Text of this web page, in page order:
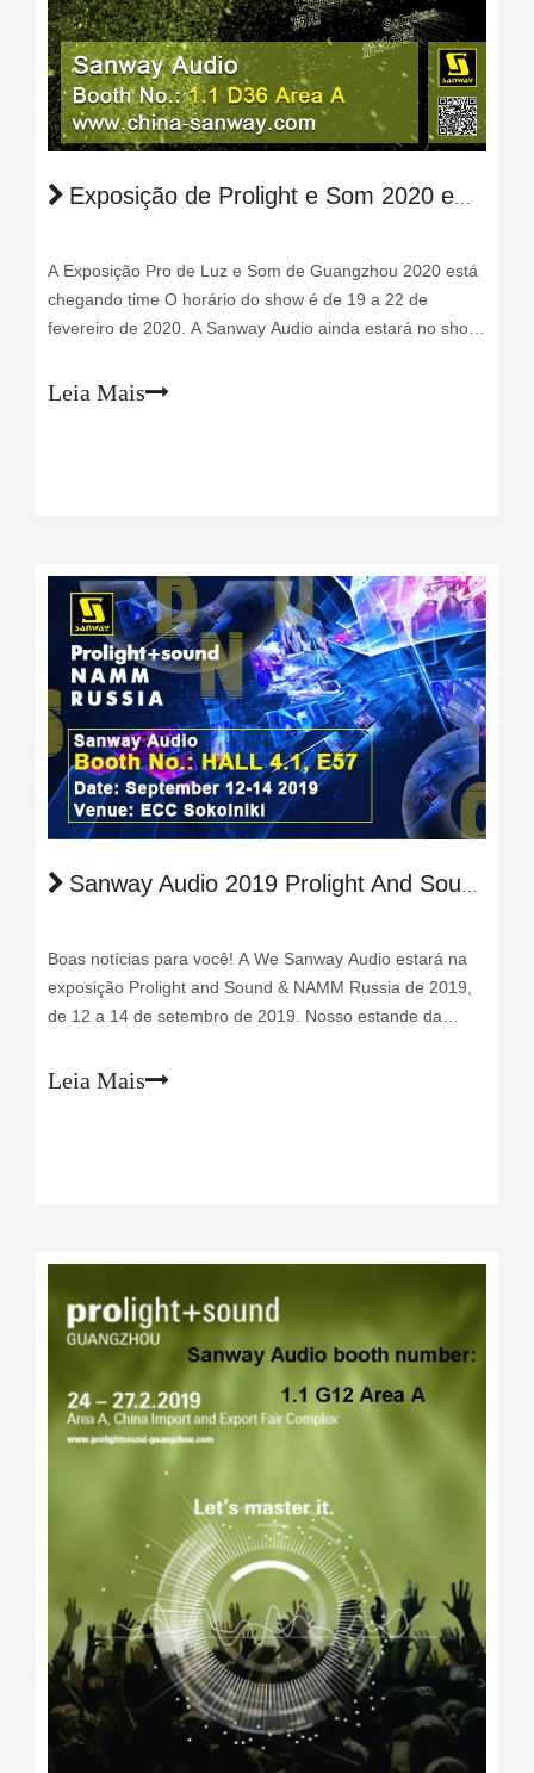
Exposição de Prolight e Som 2020 em Guangzhou
A Exposição Pro de Luz e Som de Guangzhou 2020 está
chegando time O horário do show é de 19 a 22 de
fevereiro de 2020. A Sanway Audio ainda estará no show
novos. O número do nosso estande é 1.1 D36, Área A. A
Leia Mais
Sanway Audio 2019 Prolight And Sound e NAMM Russia Exhibition
Boas notícias para você! A We Sanway Audio estará na
exposição Prolight and Sound & NAMM Russia de 2019,
de 12 a 14 de setembro de 2019. Nosso estande da
mostrados: 3 peças KARA + 1 sistema SB18 ativo; O Kara
Leia Mais